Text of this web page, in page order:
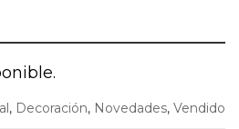
, Decoración, Novedades, Vendido